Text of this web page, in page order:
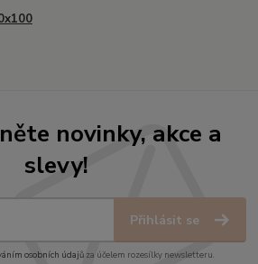
novinky, akce a
slevy!
Přihlásit se
osobních údajůza účelem rozesílky newsletteru.